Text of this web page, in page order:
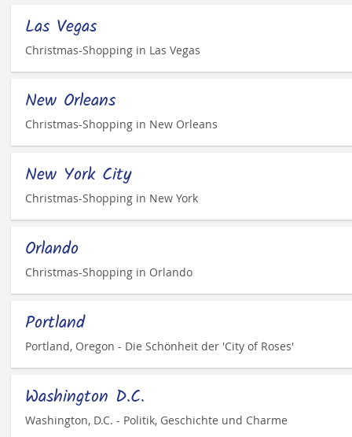
Las Vegas
Christmas-Shopping in Las Vegas
New Orleans
Christmas-Shopping in New Orleans
New York City
Christmas-Shopping in New York
Orlando
Christmas-Shopping in Orlando
Portland
Portland, Oregon - Die Schönheit der 'City of Roses'
Washington D.C.
Washington, D.C. - Politik, Geschichte und Charme